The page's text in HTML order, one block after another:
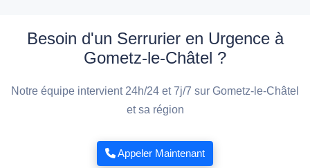
Besoin d'un Serrurier en Urgence à
Gometz-le-Châtel ?
Notre équipe intervient 24h/24 et 7j/7 sur Gometz-le-Châtel
et sa région
Appeler Maintenant